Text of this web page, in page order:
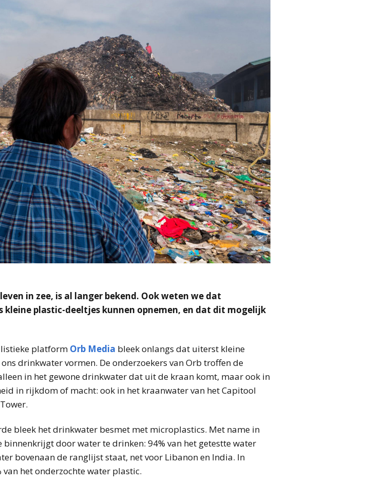
in zee, is al langer bekend. Ook weten we dat
kleine plastic-deeltjes kunnen opnemen, en dat dit mogelijk
platform Orb Media bleek onlangs dat uiterst kleine
drinkwater vormen. De onderzoekers van Orb troffen de
in het gewone drinkwater dat uit de kraan komt, maar ook in
in rijkdom of macht: ook in het kraanwater van het Capitool
bleek het drinkwater besmet met microplastics. Met name in
door water te drinken: 94% van het getestte water
bovenaan de ranglijst staat, net voor Libanon en India. In
het onderzochte water plastic.